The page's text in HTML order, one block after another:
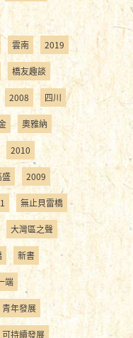
雲南 2019
橋友趣談
2008 四川
奧雅納
2010
盛 2009
無止貝雷橋
大灣區之聲
新書
端
青年發展
可持續發展